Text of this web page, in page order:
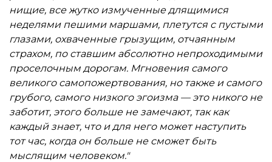
Октябрьской революции, присоединяется к
освободительной борьбе донских казаков.
Алекса, которую Рапп сначала считал пропавшей
без вести, становится медсестрой у казаков,
чтобы быть ближе к своему любимому.
нищие, все жутко измученные длящимися
неделями пешими маршами, плетутся с пустыми
глазами, охваченные грызущим, отчаянным
страхом, по ставшим абсолютно непроходимыми
проселочным дорогам. Мгновения самого
великого самопожертвования, но также и самого
грубого, самого низкого эгоизма — это никого не
заботит, этого больше не замечают, так как
каждый знает, что и для него может наступить
тот час, когда он больше не сможет быть
мыслящим человеком."